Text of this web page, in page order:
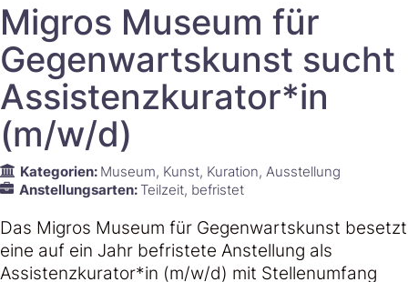
Migros Museum für
Gegenwartskunst sucht
Assistenzkurator*in
(m/w/d)
Kategorien: Museum Kunst Kuration Ausstellung
Anstellungsarten:Teilzeit befristet
Das Migros Museum für Gegenwartskunst besetzt
eine auf ein Jahr befristete Anstellung als
Assistenzkurator*in (m/⁠w/⁠d) mit Stellenumfang